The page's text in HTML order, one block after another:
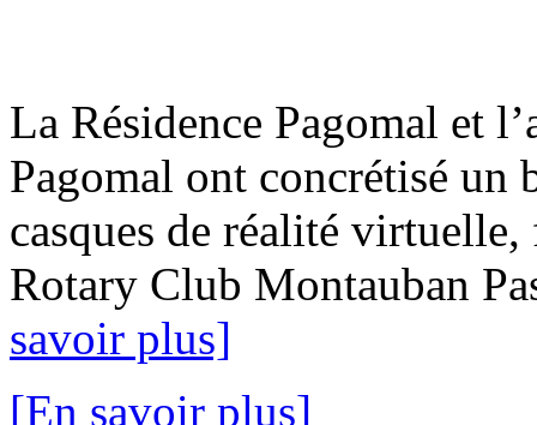
La Résidence Pagomal et
Pagomal ont concrétisé un
casques de réalité
Rotary Club Montauban
savoir plus]
[En savoir plus]